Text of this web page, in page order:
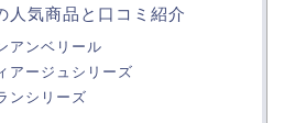
人気商品と口コミ紹介
アンベリール
アージュシリーズ
ンシリーズ